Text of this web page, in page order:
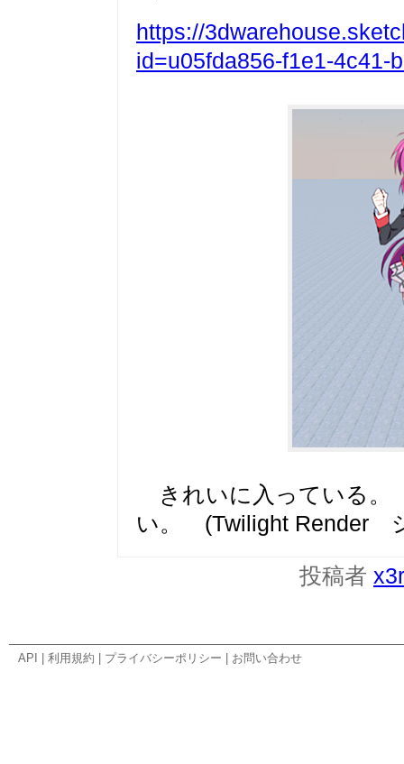
https://
id=u05fda856-f1e1-4c41-
きれいに入っている。
い。 (Twilight Render
投稿者
API 利用規約 プライバシーポリシー お問い合わせ